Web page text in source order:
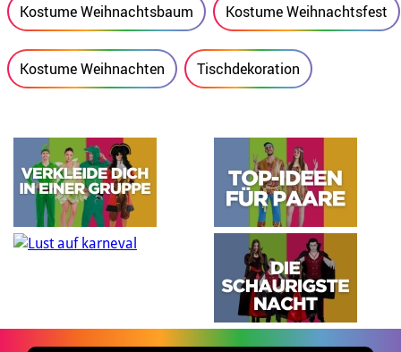
Kostume Weihnachtsbaum Kostume Weihnachtsfest
Kostume Weihnachten Tischdekoration